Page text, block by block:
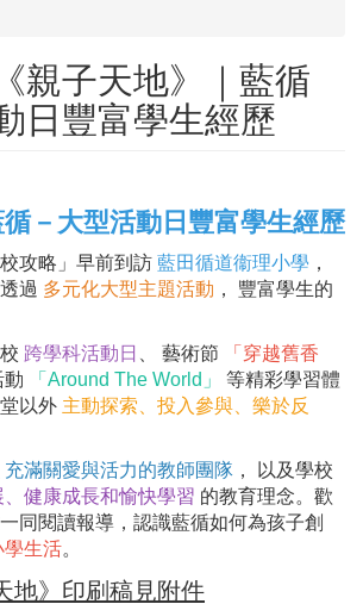
親子天地》｜藍循
日豐富學生經歷
－大型活動日豐富學生經歷
攻略」早前到訪 藍田循道衞理小學 ，
過 多元化大型主題活動 ， 豐富學生的
跨學科活動日 、 藝術節 「穿越舊香
動 「Around The World」
等精彩學習體
以外 主動探索、投入參與、樂於反
充滿關愛與活力的教師團隊 ， 以及學校
健康成長和愉快學習 的教育理念。歡
同閱讀報導，認識藍循如何為孩子創
學生活。
地》印刷稿見附件